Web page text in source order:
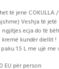
të jene COKULLA
Veshja të
ecja do të
kundër diellit !
1.5 L me ujë me
EU për person